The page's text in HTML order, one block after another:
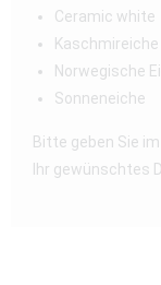
Ceramic white
Kaschmireiche
Norwegische
Sonneneiche
Bitte geben Sie
Ihr gewünschtes